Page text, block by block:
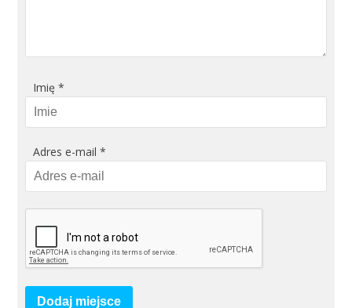
Imię*
Adres e-mail*
Dodaj miejsce